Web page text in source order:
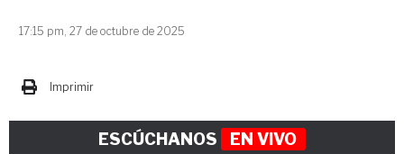
17:15 pm, 27 de octubre de 2025
Imprimir
ESCÚCHANOS EN VIVO